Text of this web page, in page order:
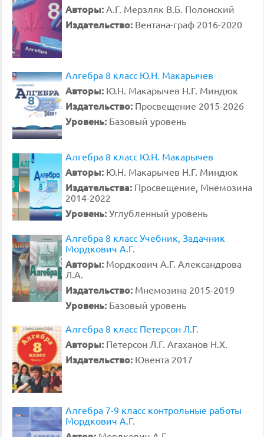
Авторы: А.Г. Мерзляк В.Б. Полонский
Издательство: Вентана-граф 2016-2020
Алгебра 8 класс Ю.Н. Макарычев
Авторы: Ю.Н. Макарычев Н.Г. Миндюк
Издательство: Просвещение 2015-2026
Уровень: Базовый уровень
Алгебра 8 класс Ю.Н. Макарычев
Авторы: Ю.Н. Макарычев Н.Г. Миндюк
Издательства: Просвещение, Мнемозина
2014-2022
Уровень: Углубленный уровень
Алгебра 8 класс Учебник, Задачник
Мордкович А.Г.
Авторы: Мордкович А.Г. Александрова
Л.А.
Издательство: Мнемозина 2015-2019
Уровень: Базовый уровень
Алгебра 8 класс Петерсон Л.Г.
Авторы: Петерсон Л.Г. Агаханов Н.Х.
Издательство: Ювента 2017
Алгебра 7-9 класс контрольные работы
Мордкович А.Г.